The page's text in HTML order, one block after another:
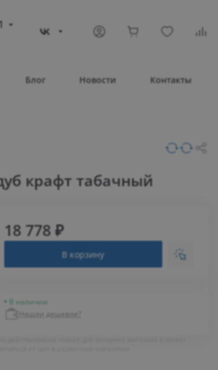
Блог Новости Контакты
крафт табачный
18 778 ₽
В корзину
В наличии
Нашли дешевле?